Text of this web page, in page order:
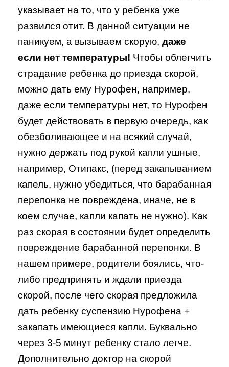
указывает на то, что у ребенка уже
развился отит. В данной ситуации не
паникуем, а вызываем скорую, даже
если нет температуры! Чтобы облегчить
страдание ребенка до приезда скорой,
можно дать ему Нурофен, например,
даже если температуры нет, то Нурофен
будет действовать в первую очередь, как
обезболивающее и на всякий случай,
нужно держать под рукой капли ушные,
например, Отипакс, (перед закапыванием
капель, нужно убедиться, что барабанная
перепонка не повреждена, иначе, не в
коем случае, капли капать не нужно). Как
раз скорая в состоянии будет определить
повреждение барабанной перепонки. В
нашем примере, родители боялись, что-
либо предпринять и ждали приезда
скорой, после чего скорая предложила
дать ребенку суспензию Нурофена +
закапать имеющиеся капли. Буквально
через 3-5 минут ребенку стало легче.
Дополнительно доктор на скорой